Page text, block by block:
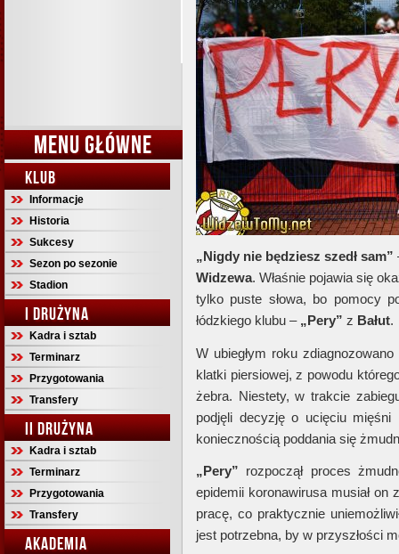
MENU GŁÓWNE
KLUB
Informacje
Historia
Sukcesy
Sezon po sezonie
Stadion
I DRUŻYNA
Kadra i sztab
Terminarz
Przygotowania
Transfery
II DRUŻYNA
Kadra i sztab
Terminarz
Przygotowania
Transfery
AKADEMIA
„Nigdy nie będziesz szedł sam”
Widzewa. Właśnie pojawia się
tylko puste słowa, bo pomocy
łódzkiego klubu – „Pery” z Bałut.
W ubiegłym roku
klatki piersiowej, z powodu
żebra. Niestety, w trakcie
podjęli decyzję o ucięciu mięśni
koniecznością poddania się
„Pery” rozpoczął proces
epidemii koronawirusa musiał on
pracę, co praktycznie
jest potrzebna, by w przyszłości